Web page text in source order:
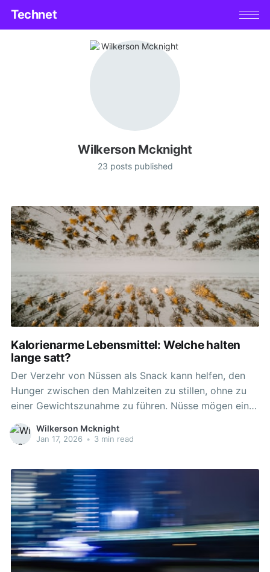
Technet
Wilkerson Mcknight
23 posts published
Kalorienarme Lebensmittel: Welche halten
lange satt?
Der Verzehr von Nüssen als Snack kann helfen, den
Hunger zwischen den Mahlzeiten zu stillen, ohne zu
einer Gewichtszunahme zu führen. Nüsse mögen ein
kalorienreiches Lebensmittel sein, aber sie sind
nährstoffreich und erhöhen effektiv das
eine Reihe von Vorteilen und unterscheiden sich von
den gesättigten
Wilkerson Mcknight
Jan 17, 2026 • 3 min read